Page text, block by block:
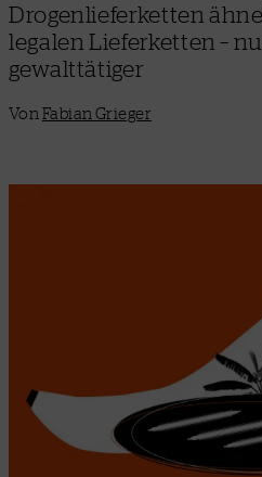
Drogenlieferketten
legalen Lieferketten –
gewalttätiger
Von Fabian Grieger